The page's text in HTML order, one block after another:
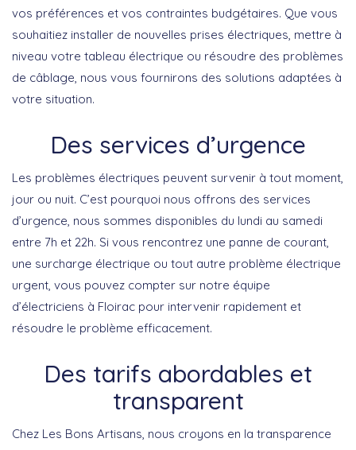
vos préférences et vos contraintes budgétaires. Que vous
souhaitiez installer de nouvelles prises électriques, mettre à
niveau votre tableau électrique ou résoudre des problèmes
de câblage, nous vous fournirons des solutions adaptées à
votre situation.
Des services d’urgence
Les problèmes électriques peuvent survenir à tout moment,
jour ou nuit. C’est pourquoi nous offrons des services
d’urgence, nous sommes disponibles du lundi au samedi
entre 7h et 22h. Si vous rencontrez une panne de courant,
une surcharge électrique ou tout autre problème électrique
urgent, vous pouvez compter sur notre équipe
d’électriciens à Floirac pour intervenir rapidement et
résoudre le problème efficacement.
Des tarifs abordables et
transparent
Chez Les Bons Artisans, nous croyons en la transparence